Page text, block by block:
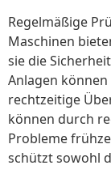
Regelmäßige
Maschinen
sie die
Anlagen
rechtzeitige
können durch
Probleme
schützt sowohl